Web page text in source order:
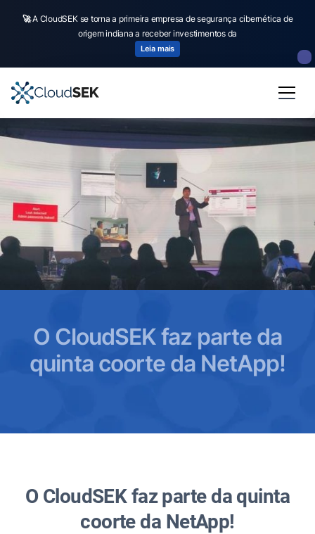
🚀A CloudSEK se torna a primeira empresa de segurança cibernética de
origem indiana a receber investimentos da
Leia mais
O CloudSEK faz parte da
quinta coorte da NetApp!
O CloudSEK faz parte da quinta
coorte da NetApp!